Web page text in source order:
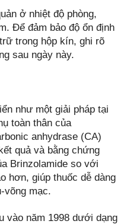
ở nhiệt độ phòng,
Để đảm bảo độ ổn định
trong hộp kín, ghi rõ
sau ngày này.
như một giải pháp tại
toàn thân của
anhydrase (CA)
quả và bằng chứng
Brinzolamide so với
hơn, giúp thuốc dễ dàng
võng mạc.
vào năm 1998 dưới dạng